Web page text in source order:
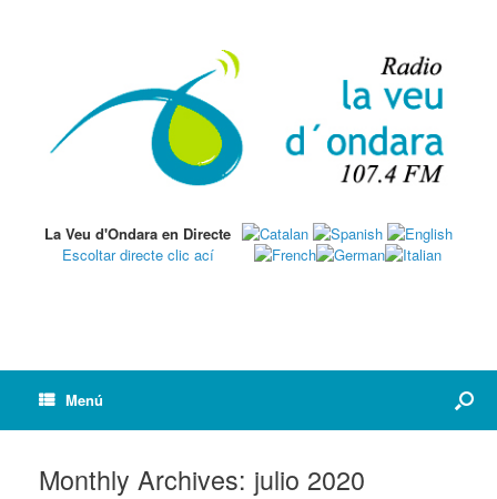
La Veu d'Ondara en Directe
Escoltar directe clic ací
Menú
Monthly Archives: julio 2020